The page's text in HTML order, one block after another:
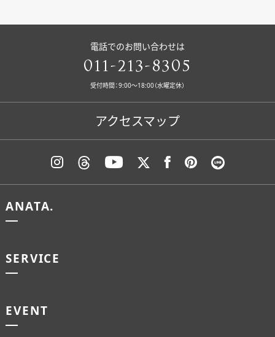
電話でのお問い合わせは
011-213-8305
受付時間：9:00〜18:00（水曜定休）
アクセスマップ
ANATA.
SERVICE
EVENT